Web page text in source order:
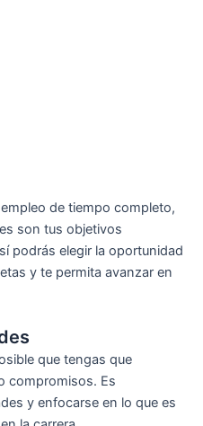
de tiempo completo,
son tus objetivos
podrás elegir la oportunidad
y te permita avanzar en
que tengas que
compromisos. Es
y enfocarse en lo que es